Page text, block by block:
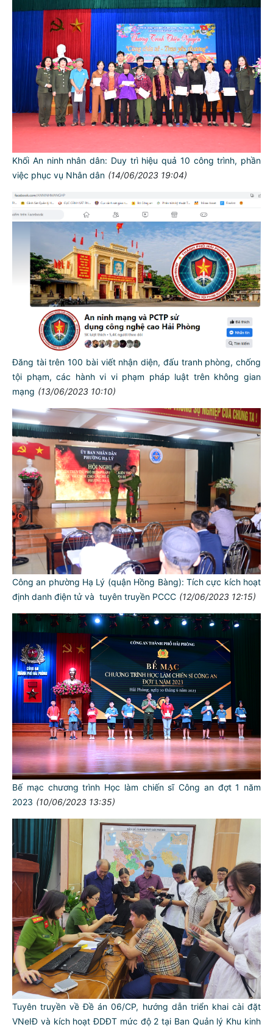
Khối An ninh nhân dân: Duy trì hiệu quả 10 công trình, phần
việc phục vụ Nhân dân (14/06/2023 19:04)
Đăng tài trên 100 bài viết nhận diện, đấu tranh phòng, chống
tội phạm, các hành vi vi phạm pháp luật trên không gian
mạng (13/06/2023 10:10)
Công an phường Hạ Lý (quận Hồng Bàng): Tích cực kích hoạt
định danh điện tử và tuyên truyền PCCC (12/06/2023 12:15)
Bế mạc chương trình Học làm chiến sĩ Công an đợt 1 năm
2023 (10/06/2023 13:35)
Tuyên truyền về Đề án 06/CP, hướng dẫn triển khai cài đặt
VNeIĐ và kích hoạt ĐDĐT mức độ 2 tại Ban Quản lý Khu kinh